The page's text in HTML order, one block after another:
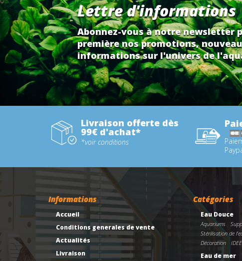
Lettre d'informations
Abonnez-vous à notre newsletter
première nos promotions,
informations sur l'univers de
Livraison offerte dès
99€ d'achat*
*voir conditions
Informations
Accueil
Conditions generales de vente
Actualités
Livraison
Catégories
Eau Douce
Aquariums
Stérilisation de
Décoration
Eau de mer